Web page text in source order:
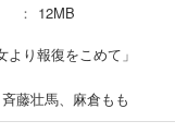
を表示する
12MB
より報復をこめて」
藤壮馬、麻倉もも